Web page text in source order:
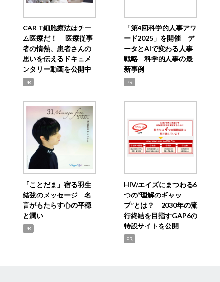
CAR T細胞療法はチー
ム医療だ！ 医療従事
者の情熱、患者さんの
思いを伝えるドキュメ
ンタリー動画を公開中
PR
「第4回科学的人事アワ
ード2025」を開催 デ
ータとAIで変わる人事
戦略 科学的人事の最
新事例
PR
「ことだま」宿る羽生
結弦のメッセージ 名
言がもたらす心の平穏
と潤い
PR
HIV/エイズにまつわる6
つの“理解のギャッ
プ”とは？ 2030年の流
行終結を目指すGAP6の
特設サイトを公開
PR